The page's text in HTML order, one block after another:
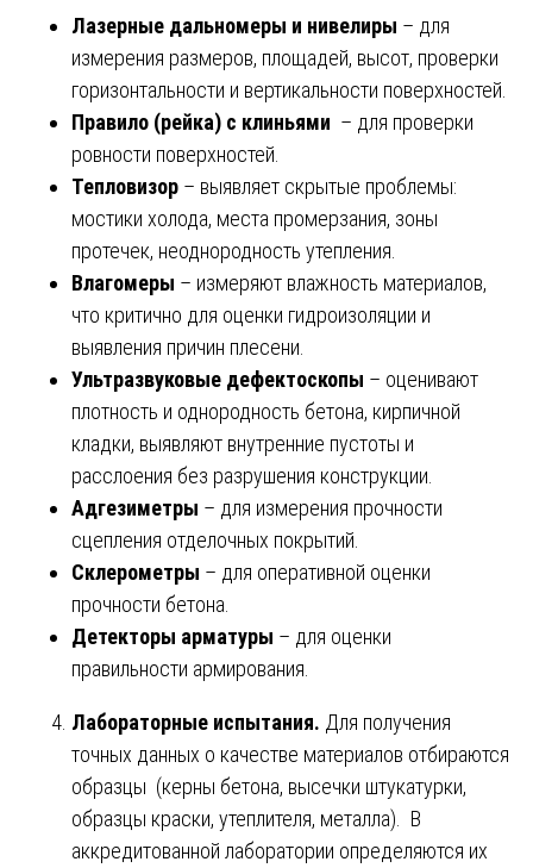
Лазерные дальномеры и нивелиры – для
измерения размеров, площадей, высот, проверки
горизонтальности и вертикальности поверхностей.
Правило (рейка) с клиньями – для проверки
ровности поверхностей.
Тепловизор – выявляет скрытые проблемы:
мостики холода, места промерзания, зоны
протечек, неоднородность утепления.
Влагомеры – измеряют влажность материалов,
что критично для оценки гидроизоляции и
выявления причин плесени.
Ультразвуковые дефектоскопы – оценивают
плотность и однородность бетона, кирпичной
кладки, выявляют внутренние пустоты и
расслоения без разрушения конструкции.
Адгезиметры – для измерения прочности
сцепления отделочных покрытий.
Склерометры – для оперативной оценки
прочности бетона.
Детекторы арматуры – для оценки
правильности армирования.
Лабораторные испытания. Для получения
точных данных о качестве материалов отбираются
образцы (керны бетона, высечки штукатурки,
образцы краски, утеплителя, металла). В
аккредитованной лаборатории определяются их